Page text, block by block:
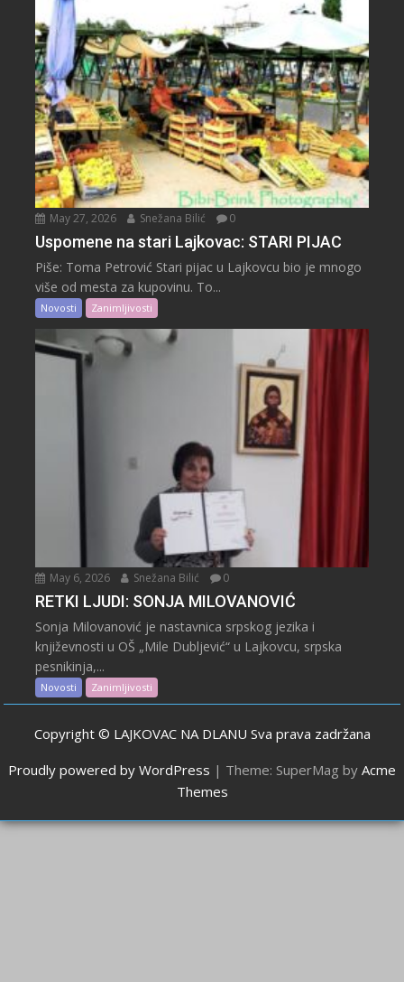
May 27, 2026 Snežana Bilić 0
Uspomene na stari Lajkovac: STARI PIJAC
Piše: Toma Petrović Stari pijac u Lajkovcu bio je mnogo
više od mesta za kupovinu. To...
Novosti Zanimljivosti
May 6, 2026 Snežana Bilić 0
RETKI LJUDI: SONJA MILOVANOVIĆ
Sonja Milovanović je nastavnica srpskog jezika i
književnosti u OŠ „Mile Dubljević“ u Lajkovcu, srpska
pesnikinja,...
Novosti Zanimljivosti
Copyright © LAJKOVAC NA DLANU Sva prava zadržana
Proudly powered by WordPress | Theme: SuperMag by Acme
Themes